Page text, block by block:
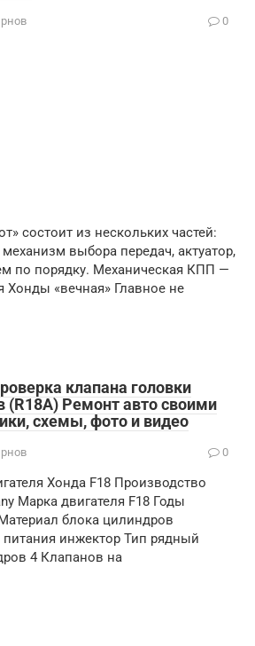
0
состоит из нескольких частей:
выбора передач, актуатор,
по порядку. Механическая КПП —
Хонды «вечная» Главное не
клапана головки
(R18A) Ремонт авто своими
схемы, фото и видео
0
Хонда F18 Производство
Марка двигателя F18 Годы
блока цилиндров
инжектор Тип рядный
4 Клапанов на